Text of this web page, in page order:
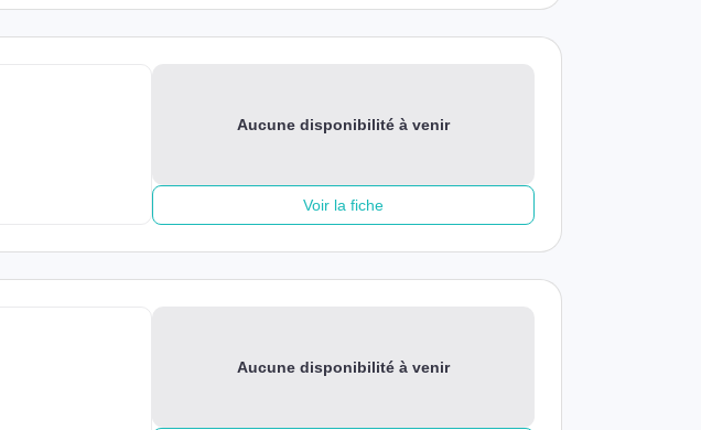
Aucune disponibilité à venir
Voir la fiche
Aucune disponibilité à venir